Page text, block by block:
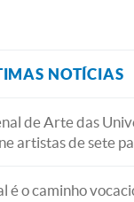
NOTÍCIAS
de Arte das
artistas de sete
é o caminho